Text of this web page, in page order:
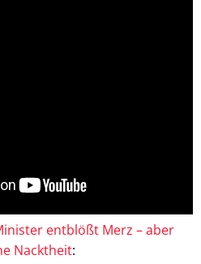
entblößt Merz – aber
Nacktheit: